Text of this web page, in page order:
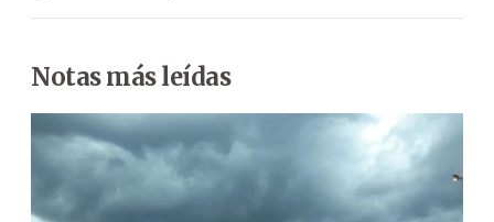
Notas más leídas